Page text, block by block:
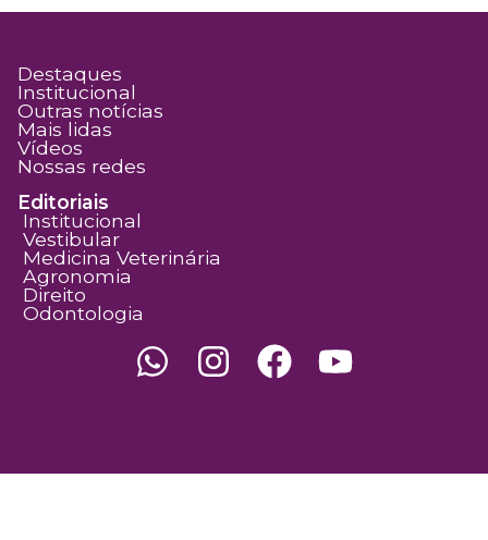
Destaques
Institucional
Outras notícias
Mais lidas
Vídeos
Nossas redes
Editoriais
Institucional
Vestibular
Medicina Veterinária
Agronomia
Direito
Odontologia